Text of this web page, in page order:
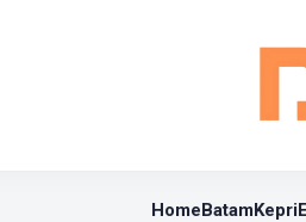
HomeBatamKepri